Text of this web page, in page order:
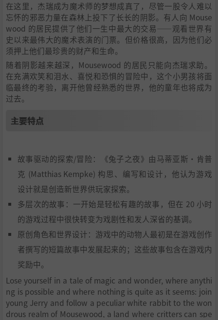
在这里，杰瑞成为魔术师的梦想成真了，尽管一股令人难以
忘怀的邪恶力量在森林上投下了长长的阴影。有人向 Mouse
wood 的居民提供了他们一生中最大的交易——观看世界有
史以来最伟大的魔术表演的门票。但价格很高，因为他们必
须押上他们最珍贵的财产和生命。
随着阴影越来越深，Mousewood 的居民只能向杰瑞求助。
在充满欢笑和泪水、喜悦和恐惧的冒险中，这个小男孩将面
临最终的考验，离开他曾经熟悉的世界，他的童年也将成为
过去。
主要特点
故事驱动的探索/冒险：《兔子之夜》由马蒂亚斯·肯普
克 (Matthias Kempke) 构思、编写和设计，他认为游戏
设计就是创造新世界供玩家探索。
多层次的故事：一开始是轻松有趣的故事，但在 20 小时
的游戏过程中很快转变为戏剧性和发人深省的基调。
原创角色和世界设计：游戏中的动物人最初是在游戏创作
者撰写的短篇故事中发展起来的；这些故事包含在游戏内
奖励中。
Lose yourself in a tale of magic and wonder, where anythi
ng is possible and where nothing is quite as it seems: join
young Jerry and follow a peculiar white rabbit to the won
drous realm of Mousewood, a land where critters can spe